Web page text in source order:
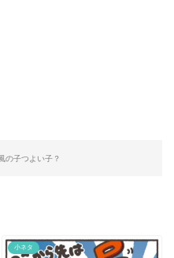
の子つよい子？
小ネタ